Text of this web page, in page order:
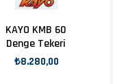
KAYO KMB 60
Denge Tekeri
₺8.280,00